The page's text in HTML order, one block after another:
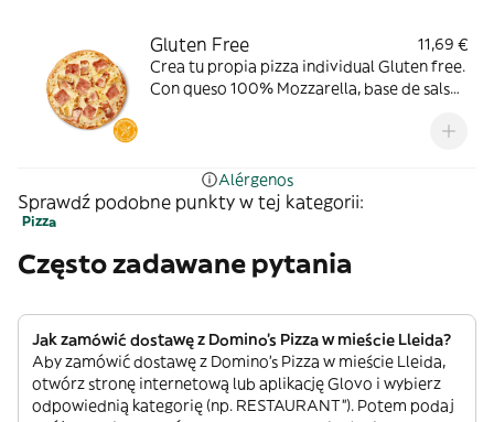
Gluten Free
11,69 €
Crea tu propia pizza individual Gluten free.
Con queso 100% Mozzarella, base de salsa
Alérgenos
Sprawdź podobne punkty w tej kategorii:
Pizza
Często zadawane pytania
Jak zamówić dostawę z Domino's Pizza w mieście Lleida?
Aby zamówić dostawę z Domino's Pizza w mieście Lleida,
otwórz stronę internetową lub aplikację Glovo i wybierz
odpowiednią kategorię (np. RESTAURANT”). Potem podaj